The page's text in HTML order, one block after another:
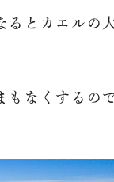
るとカエルの
もなくするの